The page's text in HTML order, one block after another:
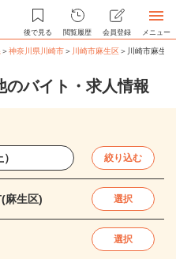
後で見る 閲覧履歴 会員登録 メニュー
＞神奈川県川崎市＞ 川崎市麻生区＞ 川崎市麻生
のバイト・求人情報
絞り込む
麻生区) 選択
選択